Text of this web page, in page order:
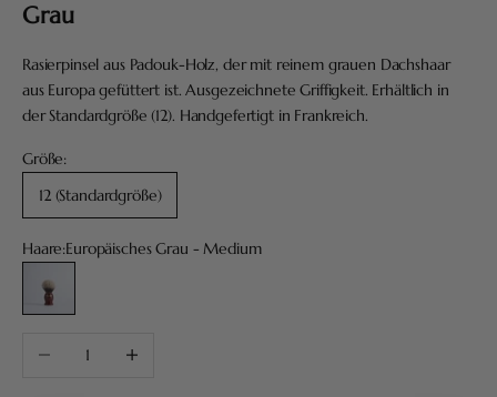
Grau
Rasierpinsel aus Padouk-Holz, der mit reinem grauen Dachshaar
aus Europa gefüttert ist. Ausgezeichnete Griffigkeit. Erhältlich in
der Standardgröße (12). Handgefertigt in Frankreich.
Größe:
12 (Standardgröße)
Haare:Europäisches Grau - Medium
Anzahl verringernAnzahl erhöhen